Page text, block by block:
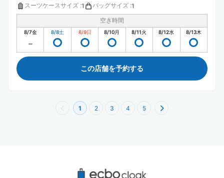
スーツケースサイズ :1 バッグサイズ :1
空き時間
8/7金 8/8土 8/9日 8/10月 8/11火 8/12水 8/13木
この店舗を予約する
1 2 3 4 5
四条駅周辺のおすすめコインロッカー